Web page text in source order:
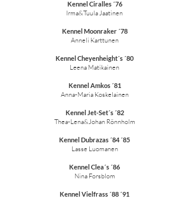
Kennel Ciralles ´76
Irma&Tuula Jaatinen
Kennel Moonraker ´78
Anneli Karttunen
Kennel Cheyenheight´s ´80
Leena Matikainen
Kennel Amkos ´81
Anna-Maria Koskelainen
Kennel Jet-Set´s ´82
Thea-Lena&Johan Rönnholm
Kennel Dubrazas ´84 ´85
Lasse Luomanen
Kennel Clea´s ´86
Nina Forsblom
Kennel Vielfrass ´88 ´91